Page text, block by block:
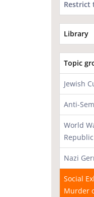
Restrict
Library
Topic
Jewish
Anti-
World
Republic
Nazi
Social
Murder